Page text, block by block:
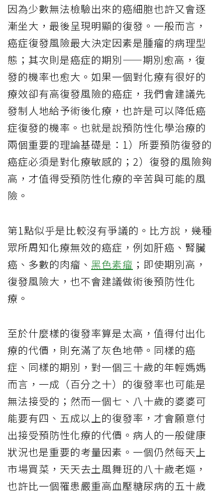
因為少數無法檢驗出來的癌細胞也許又會逐
漸坐大，最後呈現明顯的復發。一般而言，
癌症復發風險最大決定因素是腫瘤的病理型
態；其次則是癌症的期別——期別愈高，復
發的機率也愈大。如果一個對化療有很好的
療效卻有高復發風險的癌症，我們會建議先
發制人地給予術後化療，也許是可以降低癌
症復發的機率。也就是說預防性化學治療的
兩個重要的理論基礎是：1）所要預防復發的
癌症必須是對化療敏感的；2）復發的風險夠
高，才值得受預防性化療的辛苦與可能的風
險。
第1點似乎是比較沒有爭議的。比方說，幾種
眾所周知化療無效的癌症，例如肝癌、腎臟
癌、多數的肉瘤、 黑色素瘤 ；即使期別高，
復發風險大，也不會建議做術後預防性化
療。
至於什麼樣的復發率算是太高，值得付出化
療的代價，則充滿了灰色地帶。同樣的癌
症、同樣的期別，對一個三十歲的年輕媽媽
而言，一成（百分之十）的復發率也可能是
無法接受的；然而一個七、八十歲的婆婆可
能要有四、五成以上的復發率，才會願意付
出接受預防性化療的代價。病人的一般健康
狀況也是重要的考量因素。一個仍然每天上
市場買菜，天天去土風舞班的八十歲老嫗，
也許比一個罹患嚴重高血壓糖尿病的五十歲